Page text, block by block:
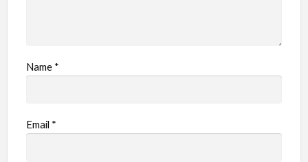
Name *
Email *